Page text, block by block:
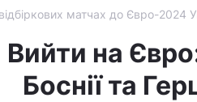
матчах до Євро-2024
Вийти на
Боснії та